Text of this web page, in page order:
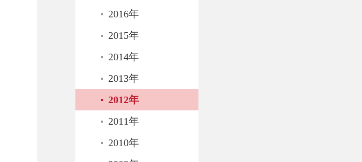
2016年
2015年
2014年
2013年
2012年
2011年
2010年